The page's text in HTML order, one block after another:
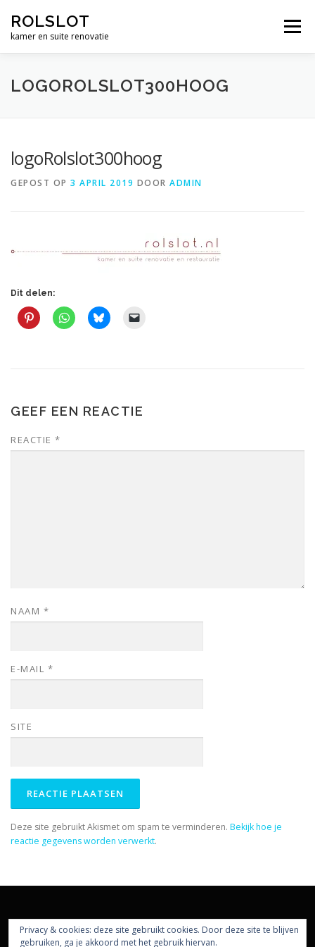
naarROLSLOT
kamer en suite renovatie
Menu
WIELEN BESLAG RENOVATIE WERK
LOGOROLSLOT300HOOG
logoRolslot300hoog
GEPOST OP 3 APRIL 2019 DOOR ADMIN
Dit delen:
GEEF EEN REACTIE
REACTIE *
NAAM *
E-MAIL *
SITE
Deze site gebruikt Akismet om spam te verminderen. Bekijk hoe je
reactie gegevens worden verwerkt.
Privacy & cookies: deze site gebruikt cookies. Door deze site te blijven
gebruiken, ga je akkoord met het gebruik hiervan.